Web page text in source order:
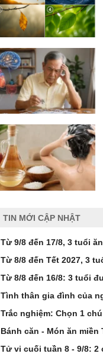
TIN MỚI CẬP NHẬT
Từ 9/8 đến 17/8, 3 tuổi
Từ 8/8 đến Tết 2027, 3
Từ 8/8 đến 16/8: 3 tuổi
Tình thân gia đình của
Trắc nghiệm: Chọn 1
Bánh căn - Món ăn
Tử vi cuối tuần 8 - 9/8: